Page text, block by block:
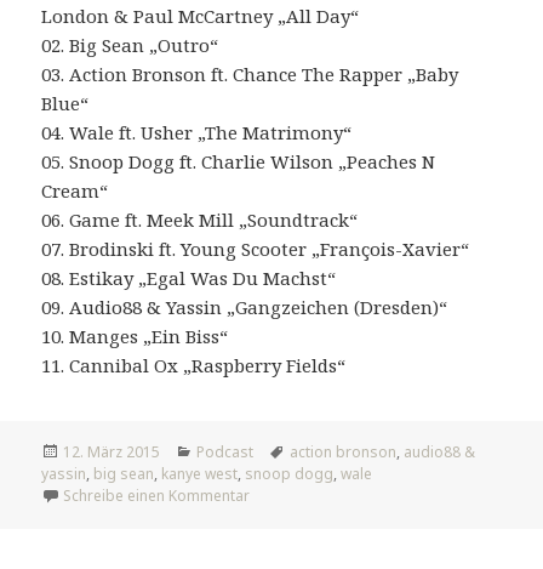
London & Paul McCartney „All Day“
02. Big Sean „Outro“
03. Action Bronson ft. Chance The Rapper „Baby
Blue“
04. Wale ft. Usher „The Matrimony“
05. Snoop Dogg ft. Charlie Wilson „Peaches N
Cream“
06. Game ft. Meek Mill „Soundtrack“
07. Brodinski ft. Young Scooter „François-Xavier“
08. Estikay „Egal Was Du Machst“
09. Audio88 & Yassin „Gangzeichen (Dresden)“
10. Manges „Ein Biss“
11. Cannibal Ox „Raspberry Fields“
Veröffentlicht
am
12. März 2015 Kategorien
Podcast Tags
action bronson, audio88 &
yassin, big sean, kanye west, snoop dogg,wale
Schreibe einen Kommentarzu #369: All Day